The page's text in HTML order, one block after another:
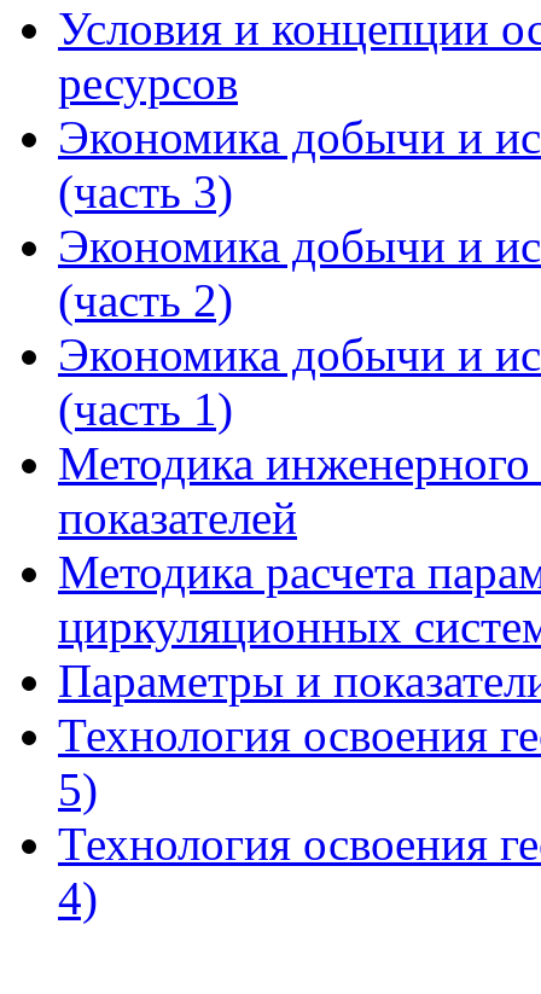
Условия и концепции
ресурсов
Экономика добычи и
(часть 3)
Экономика добычи и
(часть 2)
Экономика добычи и
(часть 1)
Методика инженерного
показателей
Методика расчета
циркуляционных
Параметры и
Технология освоения
5)
Технология освоения
4)